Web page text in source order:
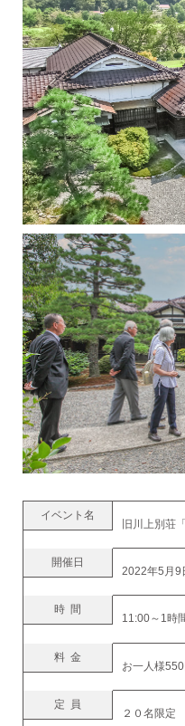
イベント名
旧川上別荘
開催日
2022年5月9
時間
11:00～1時
料金
お一人様550
定員
２０名限定